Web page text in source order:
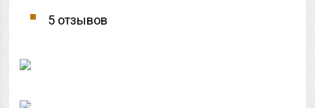
5 отзывов